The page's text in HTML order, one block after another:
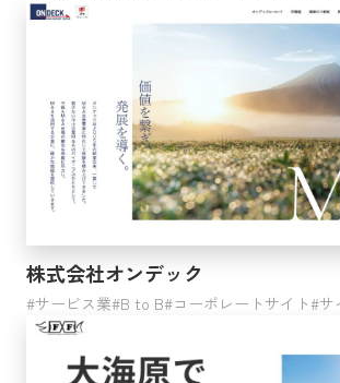
株式会社オンデック
サービス業 B to B コーポレートサイト サ